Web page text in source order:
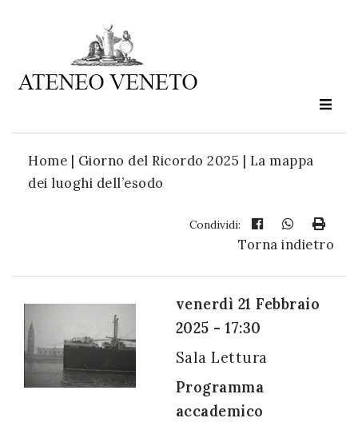
Home | Giorno del Ricordo 2025 | La mappa
dei luoghi dell’esodo
Condividi:
Torna indietro
venerdì 21 Febbraio
2025 - 17:30
Sala Lettura
Programma
accademico
Ateneo
è
cultura